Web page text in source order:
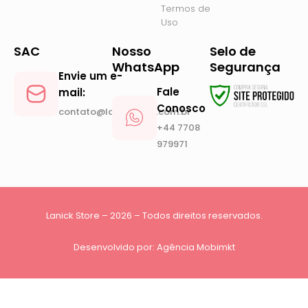
Termos de
Uso
SAC
Envie um e-
mail:
contato@lanickstore.com.br
Nosso
WhatsApp
Fale
Conosco
+44 7708
979971
Selo de
Segurança
Lanick Store – 2026 – Todos direitos reservados.
Desenvolvido por: Agência Mobimkt